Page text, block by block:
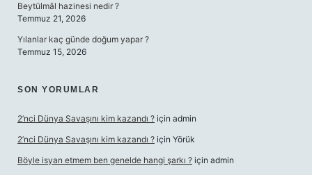
Beytülmâl hazinesi nedir ?
Temmuz 21, 2026
Yılanlar kaç günde doğum yapar ?
Temmuz 15, 2026
SON YORUMLAR
2’nci Dünya Savaşını kim kazandı ? için admin
2’nci Dünya Savaşını kim kazandı ? için Yörük
Böyle isyan etmem ben genelde hangi şarkı ? için admin